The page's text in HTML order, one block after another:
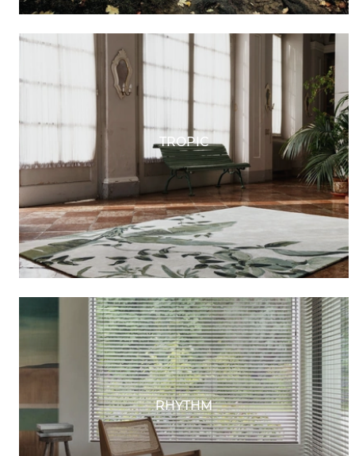
TROPIC
RHYTHM